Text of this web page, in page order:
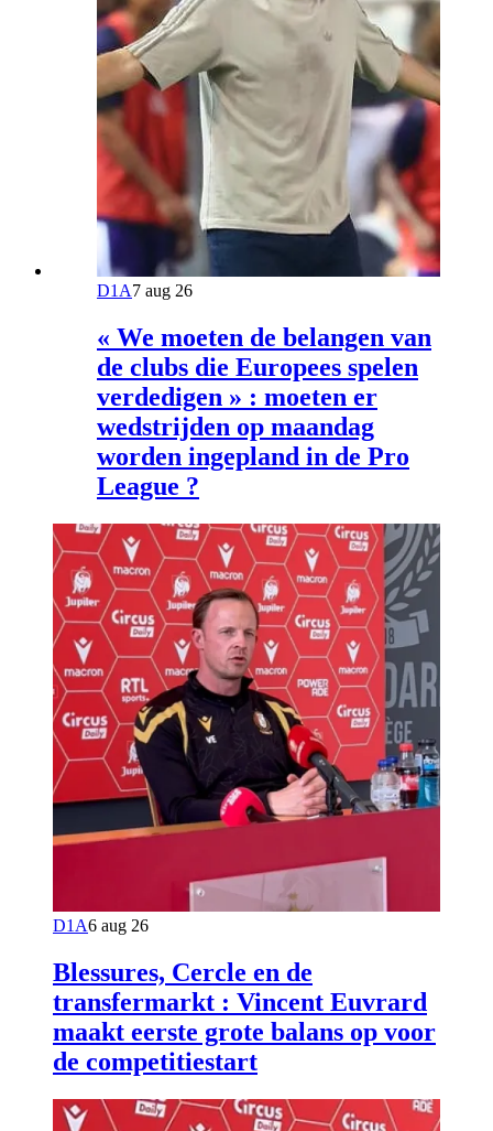
D1A7 aug 26
« We moeten de belangen van
de clubs die Europees spelen
verdedigen » : moeten er
wedstrijden op maandag
worden ingepland in de Pro
League ?
D1A6 aug 26
Blessures, Cercle en de
transfermarkt : Vincent Euvrard
maakt eerste grote balans op voor
de competitiestart